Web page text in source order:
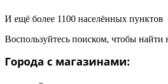
И ещё более 1100 населённых пунктов
Воспользуйтесь поиском, чтобы
Города с магазинами: